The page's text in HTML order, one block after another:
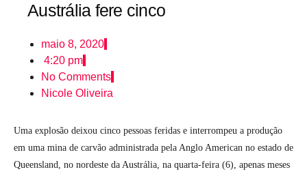
Austrália fere cinco
maio 8, 2020
4:20 pm
No Comments
Nicole Oliveira
Uma explosão deixou cinco pessoas feridas e interrompeu a produção
em uma mina de carvão administrada pela Anglo American no estado de
Queensland, no nordeste da Austrália, na quarta-feira (6), apenas meses